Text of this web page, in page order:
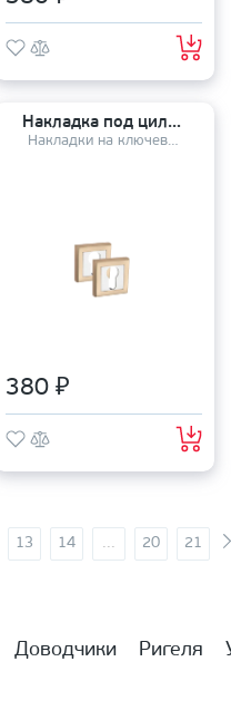
Накладка под цилиндр PALIDORE СLS SB
Накладки на ключевой цилиндр
380 ₽
13 14 ... 20 21
Доводчики Ригеля